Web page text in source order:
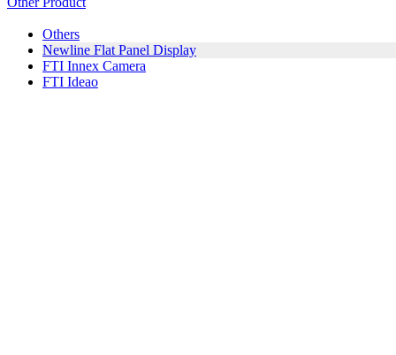
Others
Newline Flat Panel Display
FTI Innex Camera
FTI Ideao